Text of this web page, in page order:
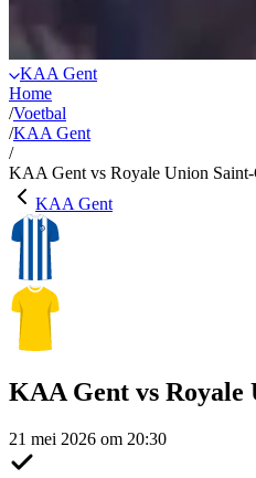
KAA Gent
Home
/Voetbal
/KAA Gent
/
KAA Gent vs Royale Union
KAA Gent
KAA Gent vs Royale
21 mei 2026 om 20:30